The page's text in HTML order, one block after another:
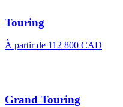
Touring
À partir de 112 800 CAD
Grand Touring